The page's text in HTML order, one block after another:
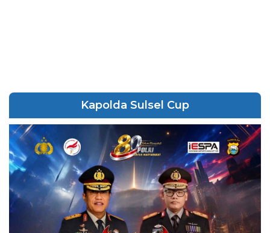
Kapolda Sulsel Cup